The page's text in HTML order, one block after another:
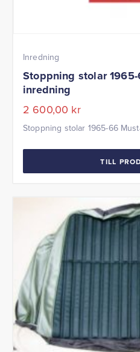
Inredning
Stoppning stolar
inredning
2 600,00 kr
Stoppning stolar 1965-66
TILL